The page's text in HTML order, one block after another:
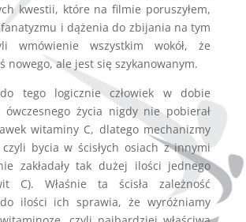
kwestii, które na filmie poruszyłem,
i dążenia do zbijania na tym
wmówienie wszystkim wokół, że
nowego, ale jest się szykanowanym.
do tego logicznie człowiek w dobie
życia nigdy nie pobierał
witaminy C, dlatego mechanizmy
bycia w ścisłych osiach z innymi
zakładały tak dużej ilości jednego
C). Właśnie ta ścisła zależność
ilości ich sprawia, że wyróżniamy